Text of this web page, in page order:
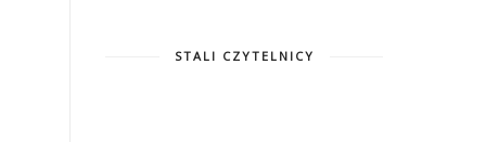
STALI CZYTELNICY